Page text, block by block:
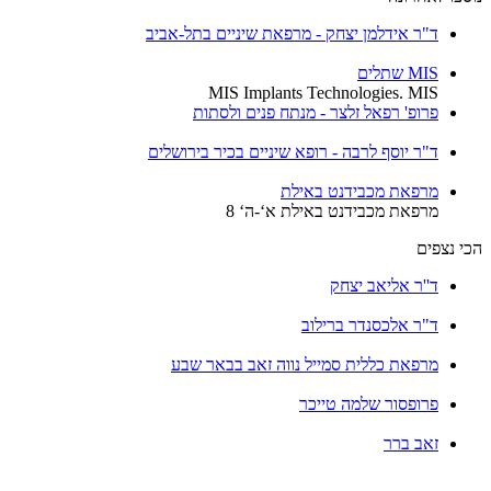
ד"ר אידלמן יצחק - מרפאת שיניים בתל-אביב
MIS שתלים
MIS Implants Technologies. MIS
פרופ' רפאל זלצר - מנתח פנים ולסתות
ד"ר יוסף לרבה - רופא שיניים בכיר בירושלים
מרפאת מכבידנט באילת
מרפאת מכבידנט באילת א‘-ה‘ 8
הכי נצפים
ד''ר אליאב יצחק
ד"ר אלכסנדר ברילוב
מרפאת כללית סמייל נווה זאב בבאר שבע
פרופסור שלמה טייכר
זאב ברר